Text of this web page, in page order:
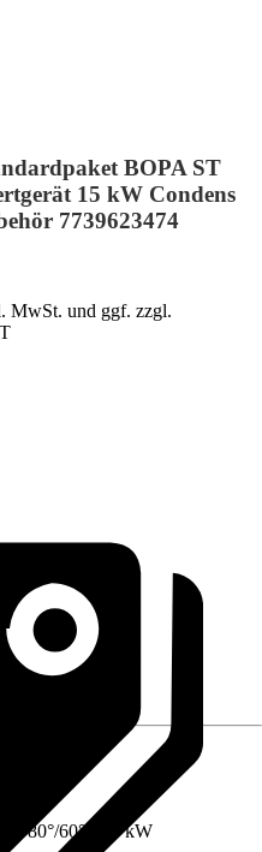
BOPA ST
15 kW Condens
7739623474
MwSt. und ggf. zzgl.
80°/60°)
15 kW